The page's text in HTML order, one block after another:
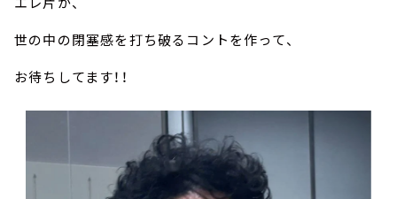
世の中の閉塞感を打ち破るコントを作って、
お待ちしてます！！